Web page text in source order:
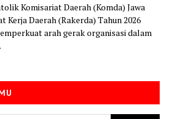
Komisariat Daerah (Komda) Jawa
Kerja Daerah (Rakerda) Tahun 2026
arah gerak organisasi dalam